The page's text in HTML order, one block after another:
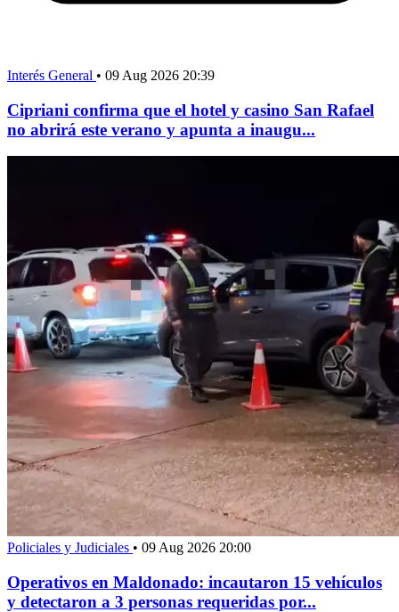
Interés General • 09 Aug 2026 20:39
Cipriani confirma que el hotel y casino San Rafael
no abrirá este verano y apunta a inaugu...
Policiales y Judiciales • 09 Aug 2026 20:00
Operativos en Maldonado: incautaron 15 vehículos
y detectaron a 3 personas requeridas por...